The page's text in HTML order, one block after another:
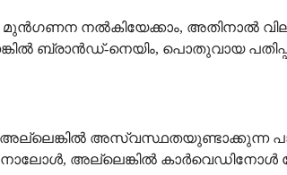
നൽകിയേക്കാം, അതിനാൽ
ബ്രാൻഡ്-നെയിം, പൊതുവായ
അസ്വസ്ഥതയുണ്ടാക്കുന്ന
അല്ലെങ്കിൽ